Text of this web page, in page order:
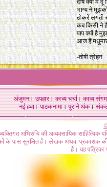
दोष क्या मैं दूँ
भाग्य ने मुझको
ठोकरें लगती
कब किसी ने
पाप क्यों है
आज हैं
-तोषी त्रेहन
अंजुमन।उपहार।काव्य चर्चा।काव्य संगम
नई हवा। पाठकनामा। पुराने अंक।
अभिरुचि की अव्यवसायिक
के पास सुरक्षित हैं। लेखक अथवा प्रकाशक की
है। यह पत्रिका